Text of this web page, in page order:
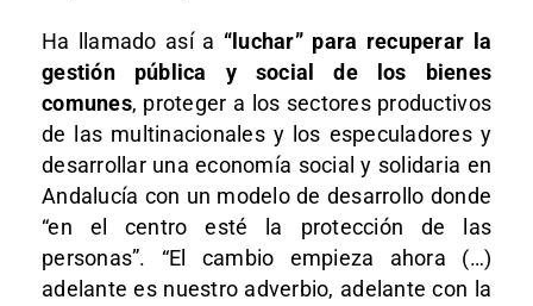
Ha llamado así a “luchar” para recuperar la
gestión pública y social de los bienes
comunes, proteger a los sectores productivos
de las multinacionales y los especuladores y
desarrollar una economía social y solidaria en
Andalucía con un modelo de desarrollo donde
“en el centro esté la protección de las
personas”. “El cambio empieza ahora (…)
adelante es nuestro adverbio, adelante con la